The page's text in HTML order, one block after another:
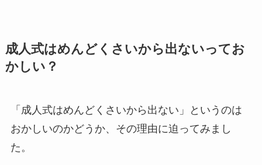
成人式はめんどくさいから出ないってお
かしい？
「成人式はめんどくさいから出ない」というのは
おかしいのかどうか、その理由に迫ってみまし
た。